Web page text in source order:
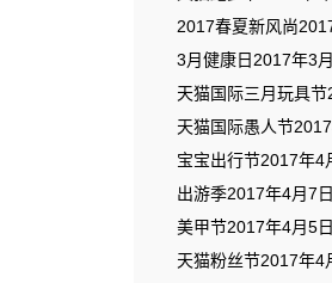
2017春夏新风尚2017
3月健康日2017年3月
天猫国际三月玩具节
天猫国际愚人节2017
宝宝出行节2017年4
出游季2017年4月7日
美甲节2017年4月5日
天猫粉丝节2017年4